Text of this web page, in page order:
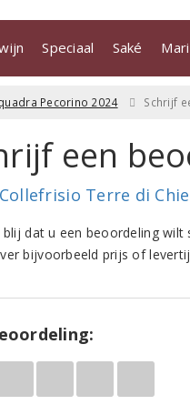
Speciaal Saké
Pecorino 2024 Schrijf
een
Collefrisio Terre di
dat u een beoordeling wilt
bijvoorbeeld prijs of